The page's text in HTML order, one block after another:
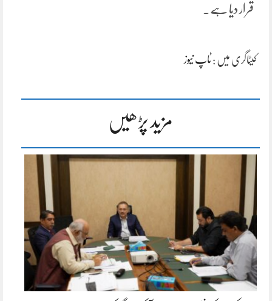
قرار دیا ہے۔
کیٹاگری میں : ٹاپ نیوز
مزید پڑھیں